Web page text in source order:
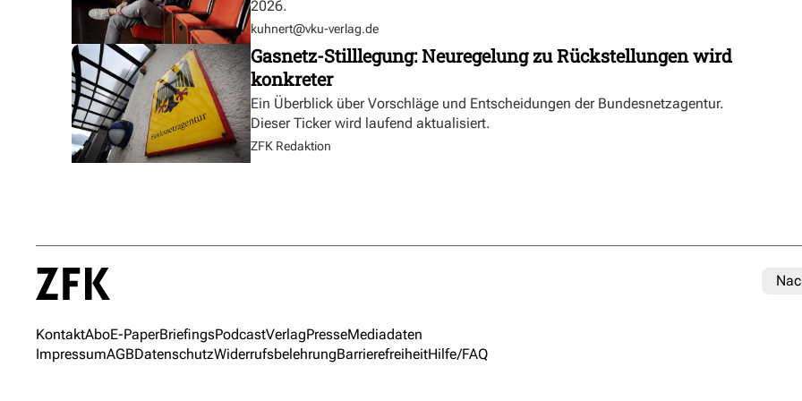
2026.
kuhnert@vku-verlag.de
Gasnetz-Stilllegung: Neuregelung zu Rückstellungen wird
konkreter
Ein Überblick über Vorschläge und Entscheidungen der Bundesnetzagentur.
Dieser Ticker wird laufend aktualisiert.
ZFK Redaktion
KontaktAboE-PaperBriefingsPodcastVerlagPresseMediadaten
ImpressumAGBDatenschutzWiderrufsbelehrungBarrierefreiheitHilfe/FAQ